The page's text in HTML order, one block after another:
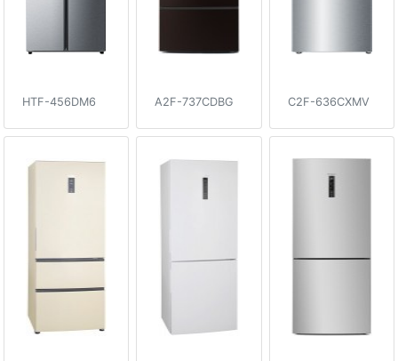
HTF-456DM6 A2F-737CDBG C2F-636CXMV